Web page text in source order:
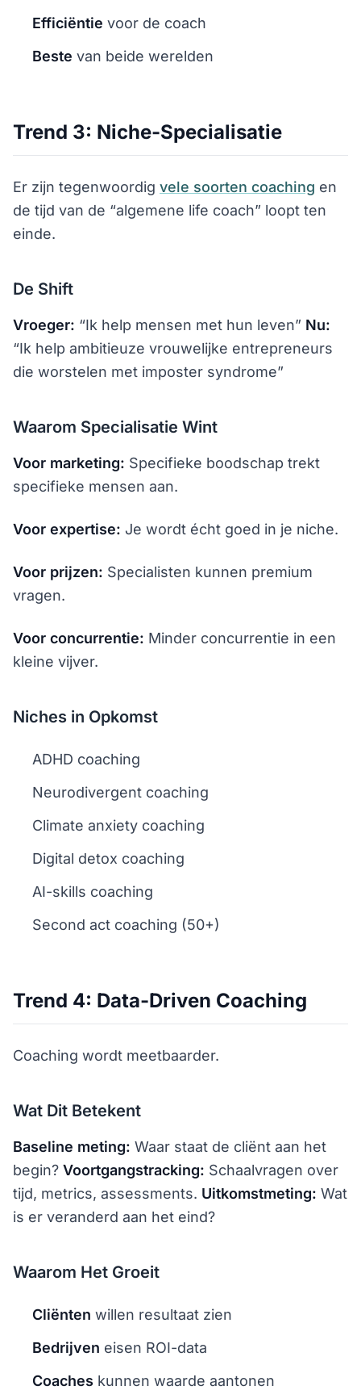
Efficiëntie voor de coach
Beste van beide werelden
Trend 3: Niche-Specialisatie
Er zijn tegenwoordig vele soorten coaching en
de tijd van de “algemene life coach” loopt ten
einde.
De Shift
Vroeger: “Ik help mensen met hun leven” Nu:
“Ik help ambitieuze vrouwelijke entrepreneurs
die worstelen met imposter syndrome”
Waarom Specialisatie Wint
Voor marketing: Specifieke boodschap trekt
specifieke mensen aan.
Voor expertise: Je wordt écht goed in je niche.
Voor prijzen: Specialisten kunnen premium
vragen.
Voor concurrentie: Minder concurrentie in een
kleine vijver.
Niches in Opkomst
ADHD coaching
Neurodivergent coaching
Climate anxiety coaching
Digital detox coaching
AI-skills coaching
Second act coaching (50+)
Trend 4: Data-Driven Coaching
Coaching wordt meetbaarder.
Wat Dit Betekent
Baseline meting: Waar staat de cliënt aan het
begin? Voortgangstracking: Schaalvragen over
tijd, metrics, assessments. Uitkomstmeting: Wat
is er veranderd aan het eind?
Waarom Het Groeit
Cliënten willen resultaat zien
Bedrijven eisen ROI-data
Coaches kunnen waarde aantonen